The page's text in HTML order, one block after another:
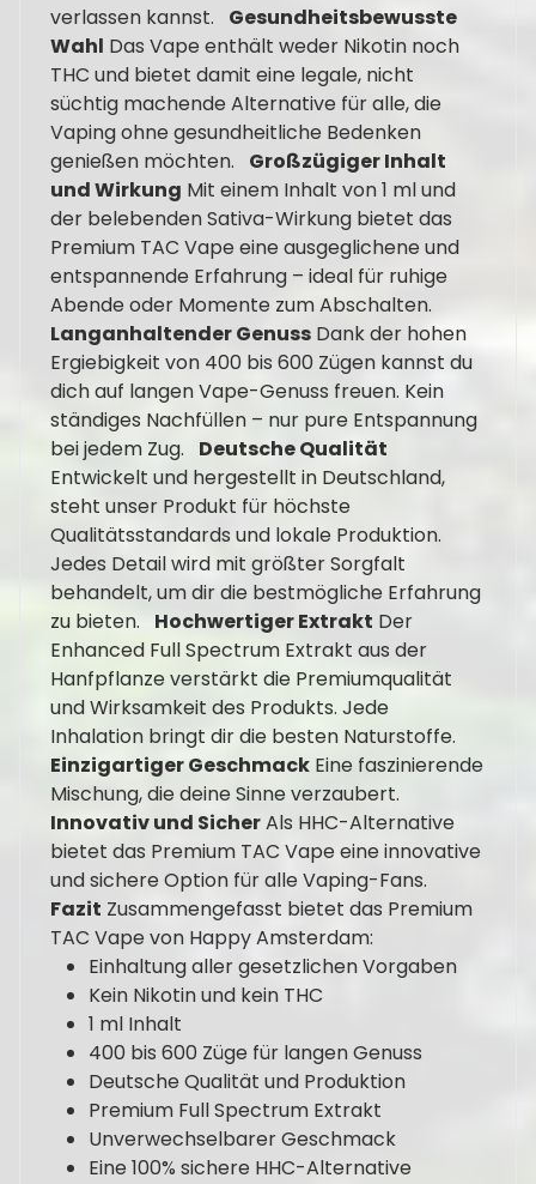
verlassen kannst. Gesundheitsbewusste
Wahl Das Vape enthält weder Nikotin noch
THC und bietet damit eine legale, nicht
süchtig machende Alternative für alle, die
Vaping ohne gesundheitliche Bedenken
genießen möchten. Großzügiger Inhalt
und Wirkung Mit einem Inhalt von 1 ml und
der belebenden Sativa-Wirkung bietet das
Premium TAC Vape eine ausgeglichene und
entspannende Erfahrung – ideal für ruhige
Abende oder Momente zum Abschalten.
Langanhaltender Genuss Dank der hohen
Ergiebigkeit von 400 bis 600 Zügen kannst du
dich auf langen Vape-Genuss freuen. Kein
ständiges Nachfüllen – nur pure Entspannung
bei jedem Zug. Deutsche Qualität
Entwickelt und hergestellt in Deutschland,
steht unser Produkt für höchste
Qualitätsstandards und lokale Produktion.
Jedes Detail wird mit größter Sorgfalt
behandelt, um dir die bestmögliche Erfahrung
zu bieten. Hochwertiger Extrakt Der
Enhanced Full Spectrum Extrakt aus der
Hanfpflanze verstärkt die Premiumqualität
und Wirksamkeit des Produkts. Jede
Inhalation bringt dir die besten Naturstoffe.
Einzigartiger Geschmack Eine faszinierende
Mischung, die deine Sinne verzaubert.
Innovativ und SicherAls HHC-Alternative
bietet das Premium TAC Vape eine innovative
und sichere Option für alle Vaping-Fans.
Fazit Zusammengefasst bietet das Premium
TAC Vape von Happy Amsterdam:
Einhaltung aller gesetzlichen Vorgaben
Kein Nikotin und kein THC
1 ml Inhalt
400 bis 600 Züge für langen Genuss
Deutsche Qualität und Produktion
Premium Full Spectrum Extrakt
Unverwechselbarer Geschmack
Eine 100% sichere HHC-Alternative